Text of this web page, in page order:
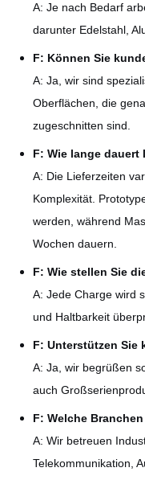
A: Je nach Bedarf
darunter Edelstahl,
F: Können Sie
A: Ja, wir sind
Oberflächen, die
zugeschnitten sind.
F: Wie lange dauert
A: Die Lieferzeiten
Komplexität.
werden, während
Wochen dauern.
F: Wie stellen Sie
A: Jede Charge wird
und Haltbarkeit
F: Unterstützen Sie
A: Ja, wir begrüßen
auch
F: Welche
A: Wir betreuen
Telekommunikation,